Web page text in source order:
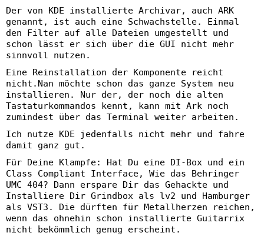
Der von KDE installierte Archivar, auch ARK
genannt, ist auch eine Schwachstelle. Einmal
den Filter auf alle Dateien umgestellt und
schon lässt er sich über die GUI nicht mehr
sinnvoll nutzen.
Eine Reinstallation der Komponente reicht
nicht.Nan möchte schon das ganze System neu
installieren. Nur der, der noch die alten
Tastaturkommandos kennt, kann mit Ark noch
zumindest über das Terminal weiter arbeiten.
Ich nutze KDE jedenfalls nicht mehr und fahre
damit ganz gut.
Für Deine Klampfe: Hat Du eine DI-Box und ein
Class Compliant Interface, Wie das Behringer
UMC 404? Dann erspare Dir das Gehackte und
Installiere Dir Grindbox als lv2 und Hamburger
als VST3. Die dürften für Metallherzen reichen,
wenn das ohnehin schon installierte Guitarrix
nicht bekömmlich genug erscheint.